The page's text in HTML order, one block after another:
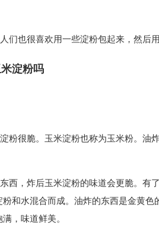
们也很喜欢用一些淀粉包起来，然后
淀粉吗
粉很脆。玉米淀粉也称为玉米粉。油
西，炸后玉米淀粉的味道会更脆。有
和水混合而成。油炸的东西是金黄
，味道鲜美。